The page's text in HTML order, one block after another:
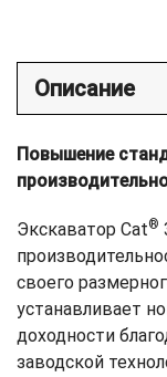
Описание
Повышение
Экскаватор Cat®
своего
устанавливает
доходности
заводской